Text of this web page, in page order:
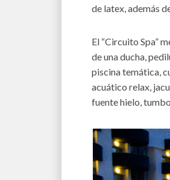
de latex, además
El “Circuito Spa”
de una ducha,
piscina temática,
acuático relax,
fuente hielo,